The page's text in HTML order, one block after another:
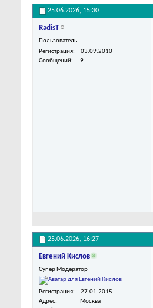
25.06.2026, 15:30
RadisT
Пользователь
Регистрация
03.09.2010
Сообщений
9
25.06.2026, 16:27
Евгений Кислов
Супер Модератор
Регистрация
27.01.2015
Адрес
Москва